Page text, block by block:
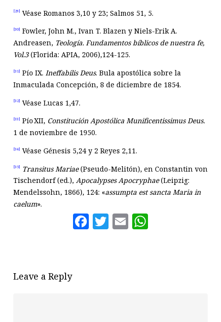
[29] Véase Romanos 3,10 y 23; Salmos 51, 5.
[30]
Fowler, John M., Ivan T. Blazen y Niels-Erik A.
Andreasen, Teología. Fundamentos bíblicos de nuestra fe,
Vol.3(Florida: APIA, 2006),124-125.
[31] Pío IX. Ineffabilis Deus. Bula apostólica sobre la
Inmaculada Concepción, 8 de diciembre de 1854.
[32] Véase Lucas 1,47.
[33] Pío XII, Constitución Apostólica Munificentissimus Deus.
1 de noviembre de 1950.
[34] Véase Génesis 5,24 y 2 Reyes 2,11.
[35] Transitus Mariae(Pseudo-Melitón), en Constantin von
Tischendorf (ed.), Apocalypses Apocryphae(Leipzig:
Mendelssohn, 1866), 124: «assumpta est sancta Maria in
caelum».
Facebook
Twitter
Email
Leave a Reply